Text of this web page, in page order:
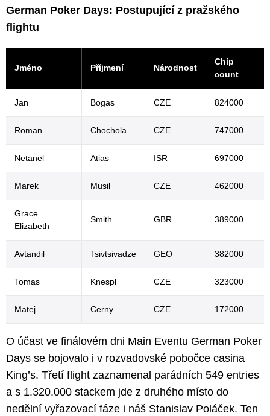
German Poker Days: Postupující z pražského
flightu
Jméno Příjmení Národnost
Chip
count
Jan Bogas CZE 824000
Roman Chochola CZE 747000
Netanel Atias ISR 697000
Marek Musil CZE 462000
Grace
Elizabeth
Smith GBR 389000
Avtandil Tsivtsivadze GEO 382000
Tomas Knespl CZE 323000
Matej Cerny CZE 172000
O účast ve finálovém dni Main Eventu German Poker
Days se bojovalo i v rozvadovské pobočce casina
King’s. Třetí flight zaznamenal parádních 549 entries
a s 1.320.000 stackem jde z druhého místo do
nedělní vyřazovací fáze i náš Stanislav Poláček. Ten